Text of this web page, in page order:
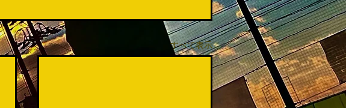
すべて表示